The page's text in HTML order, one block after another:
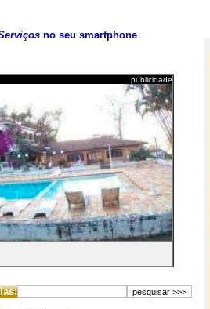
no seu smartphone
publicidade